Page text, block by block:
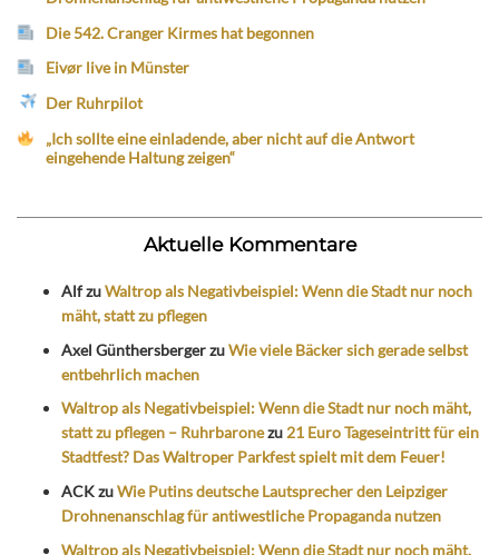
Die 542. Cranger Kirmes hat begonnen
Eivør live in Münster
Der Ruhrpilot
„Ich sollte eine einladende, aber nicht auf die Antwort
eingehende Haltung zeigen“
Aktuelle Kommentare
AlfzuWaltrop als Negativbeispiel: Wenn die Stadt nur noch
mäht, statt zu pflegen
Axel GünthersbergerzuWie viele Bäcker sich gerade selbst
entbehrlich machen
Waltrop als Negativbeispiel: Wenn die Stadt nur noch mäht,
statt zu pflegen – Ruhrbaronezu 21 Euro Tageseintritt für ein
Stadtfest? Das Waltroper Parkfest spielt mit dem Feuer!
ACKzuWie Putins deutsche Lautsprecher den Leipziger
Drohnenanschlag für antiwestliche Propaganda nutzen
Waltrop als Negativbeispiel: Wenn die Stadt nur noch mäht,